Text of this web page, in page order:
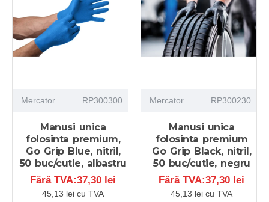
Mercator RP300300
Manusi unica
folosinta premium,
Go Grip Blue, nitril,
50 buc/cutie, albastru
Fără TVA:37,30 lei
45,13 lei cu TVA
Mercator RP300230
Manusi unica
folosinta premium
Go Grip Black, nitril,
50 buc/cutie, negru
Fără TVA:37,30 lei
45,13 lei cu TVA